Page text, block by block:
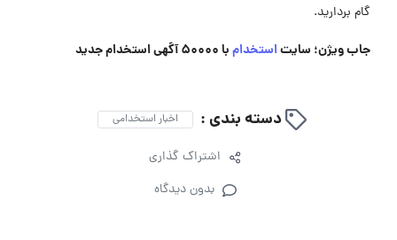
گام بردارید.
جاب ویژن؛ سایتاستخدامبا 50000 آگهی استخدام جدید
دسته بندی : اخبار استخدامی
اشتراک گذاری
بدون دیدگاه